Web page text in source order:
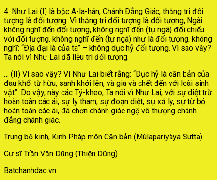
4. Như Lai (I) là bậc A-la-hán, Chánh Ðẳng Giác, thắng tri đối
tượng là đối tượng. Vì thắng tri đối tượng là đối tượng, Ngài
không nghĩ đến đối tượng, không nghĩ đến (tự ngã) đối chiếu
với đối tượng, không nghĩ đến (tự ngã) như là đối tượng, không
nghĩ: “Ðịa đại là của ta” – không dục hỷ đối tượng. Vì sao vậy?
Ta nói vì Như Lai đã liễu tri đối tượng.
… (II) Vì sao vậy? Vì Như Lai biết rằng: “Dục hỷ là căn bản của
đau khổ, từ hữu, sanh khởi lên, và già và chết đến với loài sinh
vật”. Do vậy, này các Tỷ-kheo, Ta nói vì Như Lai, với sự diệt trừ
hoàn toàn các ái, sự ly tham, sự đoạn diệt, sự xả ly, sự từ bỏ
hoàn toàn các ái, đã chơn chánh giác ngộ vô thượng chánh
đẳng chánh giác.
Trung bộ kinh, Kinh Pháp môn Căn bản (Mùlapariyàya Sutta)
Cư sĩ Trần Văn Dũng (Thiện Dũng)
Batchanhdao.vn